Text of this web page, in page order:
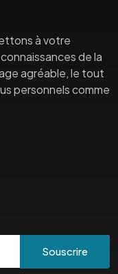
à votre
de la
agréable, le tout
personnels comme
Souscrire